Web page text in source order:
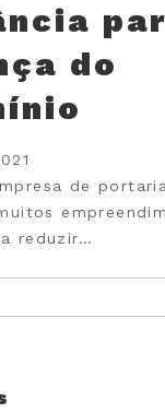
do
de
reduzir…